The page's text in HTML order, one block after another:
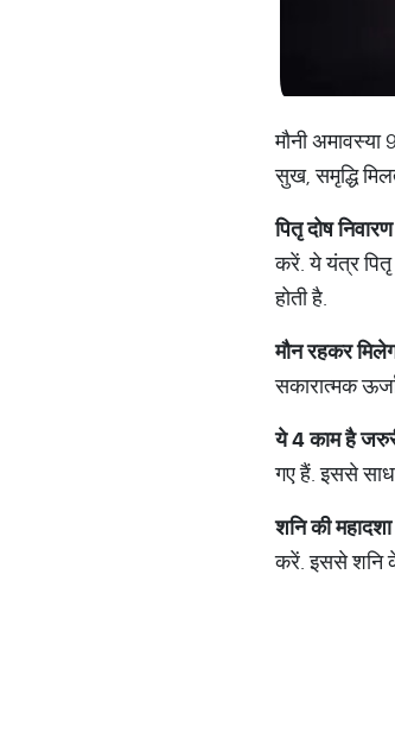
मौनी
सुख, समृद्धि
पितृदोषनिवारण
करें. ये यंत्र पितृ
होती है.
मौनरहकर
सकारात्मक
ये4कामहै
गए हैं. इससे
शनिकीमहादशा
करें. इससे शनि